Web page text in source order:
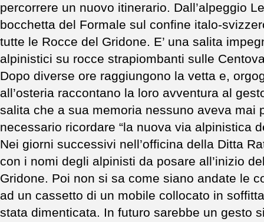
percorrere un nuovo itinerario. Dall’alpeggio
bocchetta del Formale sul confine italo-
tutte le Rocce del Gridone. E’ una salita
alpinistici su rocce strapiombanti sulle
Dopo diverse ore raggiungono la vetta e,
all’osteria raccontano la loro avventura al
salita che a sua memoria nessuno aveva mai
necessario ricordare “la nuova via alpinistica
Nei giorni successivi nell’officina della Ditta
con i nomi degli alpinisti da posare all’inizio
Gridone. Poi non si sa come siano andate le
ad un cassetto di un mobile collocato in
stata dimenticata. In futuro sarebbe un gesto